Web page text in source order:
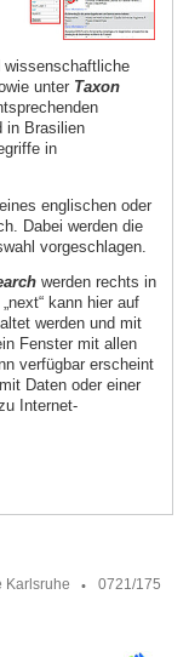
wissenschaftliche
unter Taxon
in Brasilien
in
englischen oder
Dabei werden die
vorgeschlagen.
werden rechts in
kann hier auf
werden und mit
Fenster mit allen
verfügbar erscheint
Daten oder einer
Internet-
Karlsruhe
0721/175